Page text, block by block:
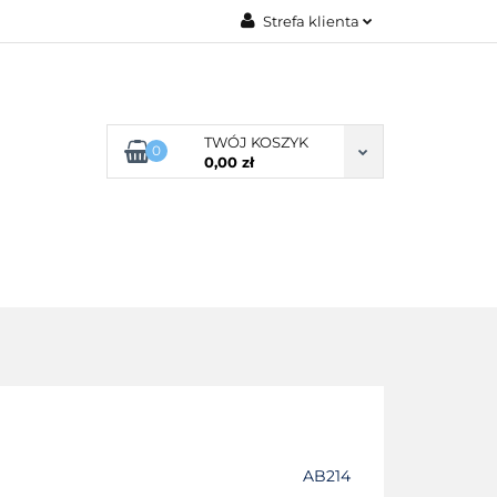
Strefa klienta
Dodaj zgłoszenie
0
TWÓJ KOSZYK
0,00 zł
AB214